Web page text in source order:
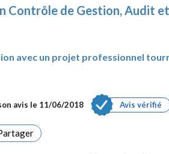
Contrôle de Gestion, Audit
avec un projet professionnel
avis le 11/06/2018 Avis vérifié